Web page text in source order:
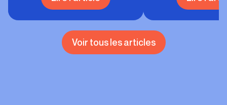
Voir tous les articles